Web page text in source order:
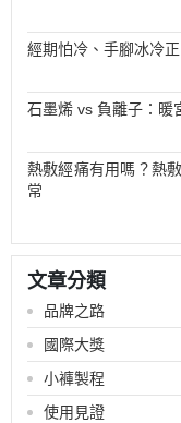
經期怕冷、手腳冰冷
石墨烯 vs 負離子：暖
熱敷經痛有用嗎？熱
常
文章分類
品牌之路
國際大獎
小褲製程
使用見證